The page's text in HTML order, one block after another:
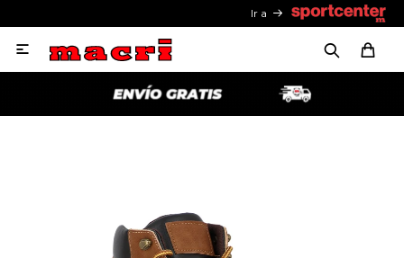
Ir a
